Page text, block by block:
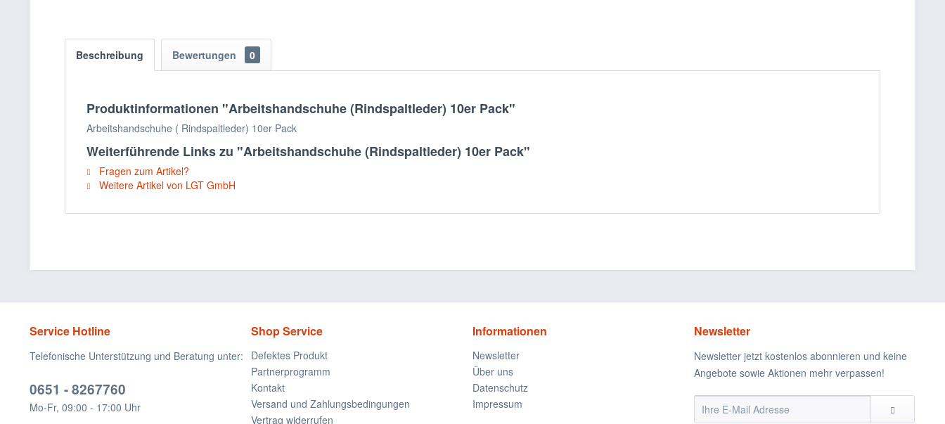
Beschreibung Bewertungen 0
Produktinformationen "Arbeitshandschuhe (Rindspaltleder) 10er Pack"
Arbeitshandschuhe ( Rindspaltleder) 10er Pack
Weiterführende Links zu "Arbeitshandschuhe (Rindspaltleder) 10er Pack"
Fragen zum Artikel?
Weitere Artikel von LGT GmbH
Service Hotline
Telefonische Unterstützung und Beratung unter:
0651 - 8267760
Mo-Fr, 09:00 - 17:00 Uhr
Shop Service
Defektes Produkt
Partnerprogramm
Kontakt
Versand und Zahlungsbedingungen
Vertrag widerrufen
Informationen
Newsletter
Über uns
Datenschutz
Impressum
Newsletter
Newsletter jetzt kostenlos abonnieren und keine
Angebote sowie Aktionen mehr verpassen!